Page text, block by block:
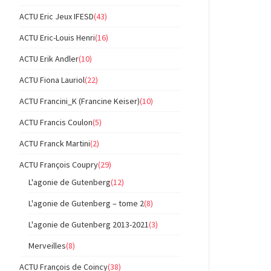
ACTU Eric Jeux IFESD(43)
ACTU Eric-Louis Henri(16)
ACTU Erik Andler(10)
ACTU Fiona Lauriol(22)
ACTU Francini_K (Francine Keiser)(10)
ACTU Francis Coulon(5)
ACTU Franck Martini(2)
ACTU François Coupry(29)
L'agonie de Gutenberg(12)
L'agonie de Gutenberg – tome 2(8)
L'agonie de Gutenberg 2013-2021(3)
Merveilles(8)
ACTU François de Coincy(38)